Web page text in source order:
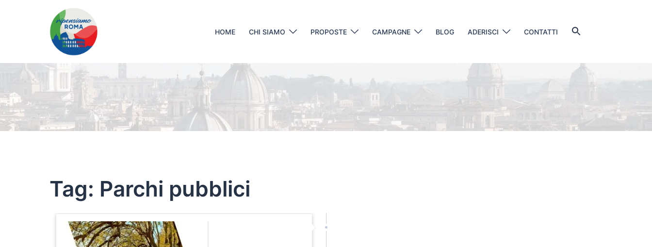
HOME CHI SIAMO PROPOSTE CAMPAGNE BLOG ADERISCI CONTATTI
Tag: Parchi pubblici